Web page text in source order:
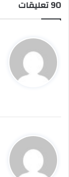
‫90 تعليقات